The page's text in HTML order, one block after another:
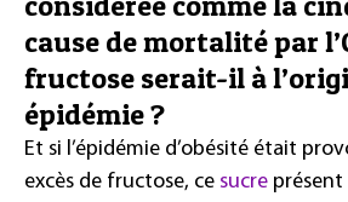
cause de mortalité par
fructose serait-il à
épidémie ?
Et si l’épidémie d’obésité était
excès de fructose, ce sucre présent